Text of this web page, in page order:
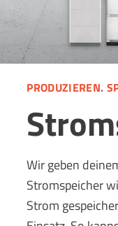
PRODUZIEREN.
Wir geben
Stromspeicher
Strom